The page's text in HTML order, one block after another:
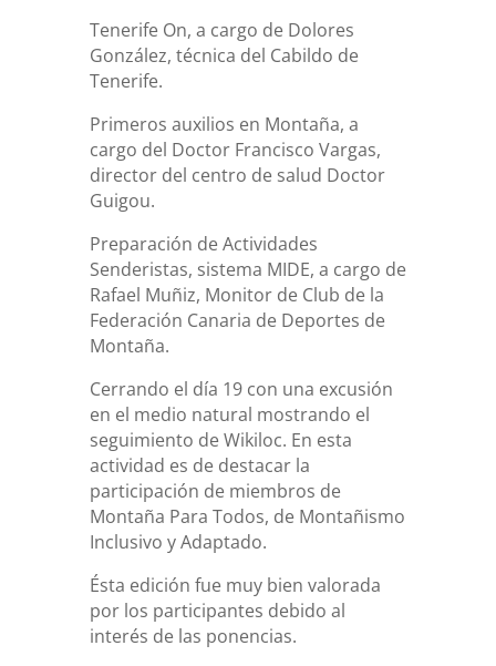
Tenerife On, a cargo de Dolores
González, técnica del Cabildo de
Tenerife.
Primeros auxilios en Montaña, a
cargo del Doctor Francisco Vargas,
director del centro de salud Doctor
Guigou.
Preparación de Actividades
Senderistas, sistema MIDE, a cargo de
Rafael Muñiz, Monitor de Club de la
Federación Canaria de Deportes de
Montaña.
Cerrando el día 19 con una excusión
en el medio natural mostrando el
seguimiento de Wikiloc. En esta
actividad es de destacar la
participación de miembros de
Montaña Para Todos, de Montañismo
Inclusivo y Adaptado.
Ésta edición fue muy bien valorada
por los participantes debido al
interés de las ponencias.